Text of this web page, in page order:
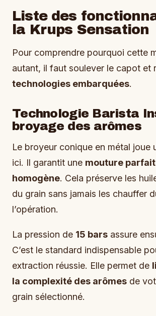
Liste des
la Krups Sensation
Pour comprendre pourquoi cette
autant, il faut soulever le capot et
technologies embarquées.
Technologie Barista
broyage des arômes
Le broyeur conique en métal joue
ici. Il garantit une mouture
homogène. Cela préserve les
du grain sans jamais les chauffer
l’opération.
La pression de 15 bars assure
C’est le standard indispensable
extraction réussie. Elle permet de
la complexité des arômes de
grain sélectionné.